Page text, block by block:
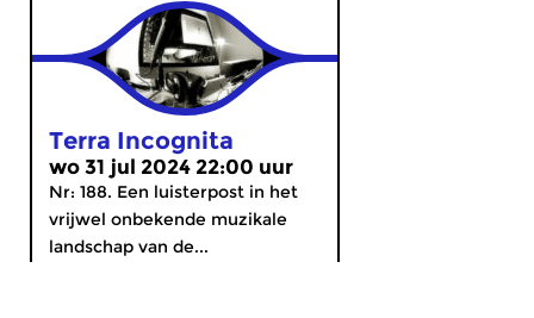
Terra Incognita
wo 31 jul 2024 22:00 uur
Nr: 188. Een luisterpost in het
vrijwel onbekende muzikale
landschap van de...